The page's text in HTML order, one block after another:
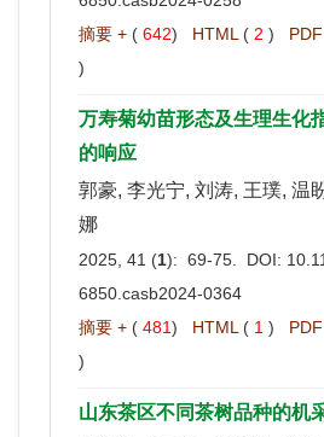
摘要 + ( 642) HTML ( 2 ) PDF
)
万寿菊幼苗形态及生理生化
的响应
郭豪, 李光宁, 刘涛, 王璞, 温
娜
2025, 41 (1): 69-75. DOI:
6850.casb2024-0364
摘要 + ( 481) HTML ( 1 ) PDF
)
山东茶区不同茶树品种的机